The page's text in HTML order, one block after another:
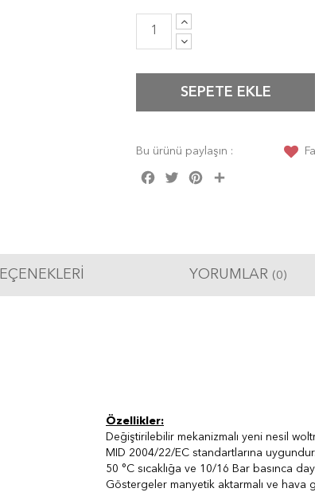
SEPETE EKLE
Bu ürünü paylaşın :
Facebook
Twitter Pinterest
YORUMLAR (0)
Özellikler:
Değiştirilebilir mekanizmalı yeni nesil
MID 2004/22/EC standartlarına uygundur.
50 °C sıcaklığa ve 10/16 Bar basınca
Göstergeler manyetik aktarmalı ve hava